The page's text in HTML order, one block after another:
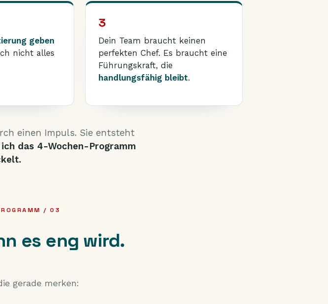
geben
nicht alles
3
Dein Team braucht keinen
perfekten Chef. Es braucht eine
Führungskraft, die
handlungsfähig bleibt.
einen Impuls. Sie entsteht
das 4-Wochen-Programm
/ 03
es eng wird.
gerade merken: